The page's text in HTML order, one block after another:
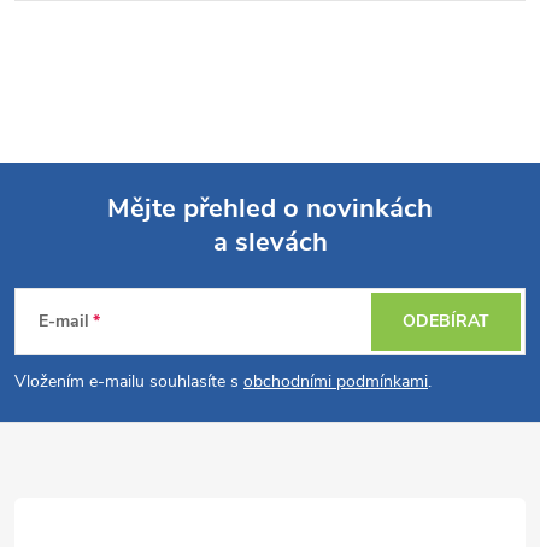
p
a
Mějte přehled o novinkách
a slevách
E-mail
Vložením e-mailu souhlasíte s obchodními podmínkami.
ODEBÍRAT